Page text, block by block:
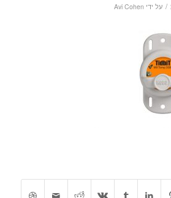
/ על ידי Avi Cohen